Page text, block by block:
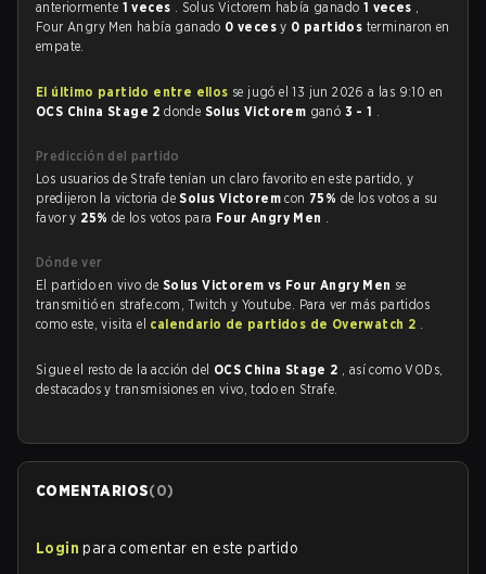
anteriormente 1 veces . Solus Victorem había ganado 1 veces ,
Four Angry Men había ganado 0 vecesy 0 partidos terminaron en
empate.
El último partido entre ellos se jugó el 13 jun 2026 a las 9:10 en
OCS China Stage 2donde Solus Victorem ganó 3 - 1 .
Predicción del partido
Los usuarios de Strafe tenían un claro favorito en este partido, y
predijeron la victoria deSolus Victoremcon 75% de los votos a su
favor y 25% de los votos para Four Angry Men .
Dónde ver
El partido en vivo de Solus Victorem vs Four Angry Men se
transmitió en strafe.com, Twitch y Youtube. Para ver más partidos
como este, visita el calendario de partidos de Overwatch 2 .
Sigue el resto de la acción del OCS China Stage 2 , así como VODs,
destacados y transmisiones en vivo, todo en Strafe.
COMENTARIOS(0)
Login para comentar en este partido